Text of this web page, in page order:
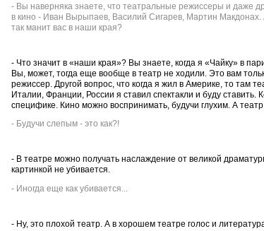
- Вы наверняка знаете, что театральные режиссеры и даже
в кино - Иван Вырыпаев, Василий Сигарев, Мартин Макдонах.
так манит вас в наши края?
- Что значит в «наши края»? Вы знаете, когда я «Чайку» в
Вы, может, тогда еще вообще в театр не ходили. Это вам
режиссер. Другой вопрос, что когда я жил в Америке, то там
Италии, Франции, России я ставил спектакли и буду ставить.
специфике. Кино можно воспринимать, будучи глухим. А
- Будучи слепым - это как?!
- В театре можно получать наслаждение от великой
картинкой не убивается.
- Иногда еще как убивается...
- Ну, это плохой театр. А в хорошем театре голос и